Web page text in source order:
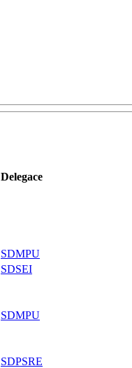
Delegace
SDMPU
SDSEI
SDMPU
SDPSRE